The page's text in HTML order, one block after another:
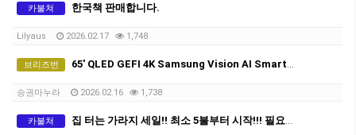
카불쳐 한국책 판매합니다.
Lilyaus 2026.02.17 1,748
브리즈번 65' QLED GEFI 4K Samsung Vision AI Smart TV TV팔아요(새상품)
승권마누라 2026.02.16 1,738
카불쳐 집 터는 가라지 세일!! 최소 5불부터 시작!!! 필요한 물건 싸게 챙겨가세요!!